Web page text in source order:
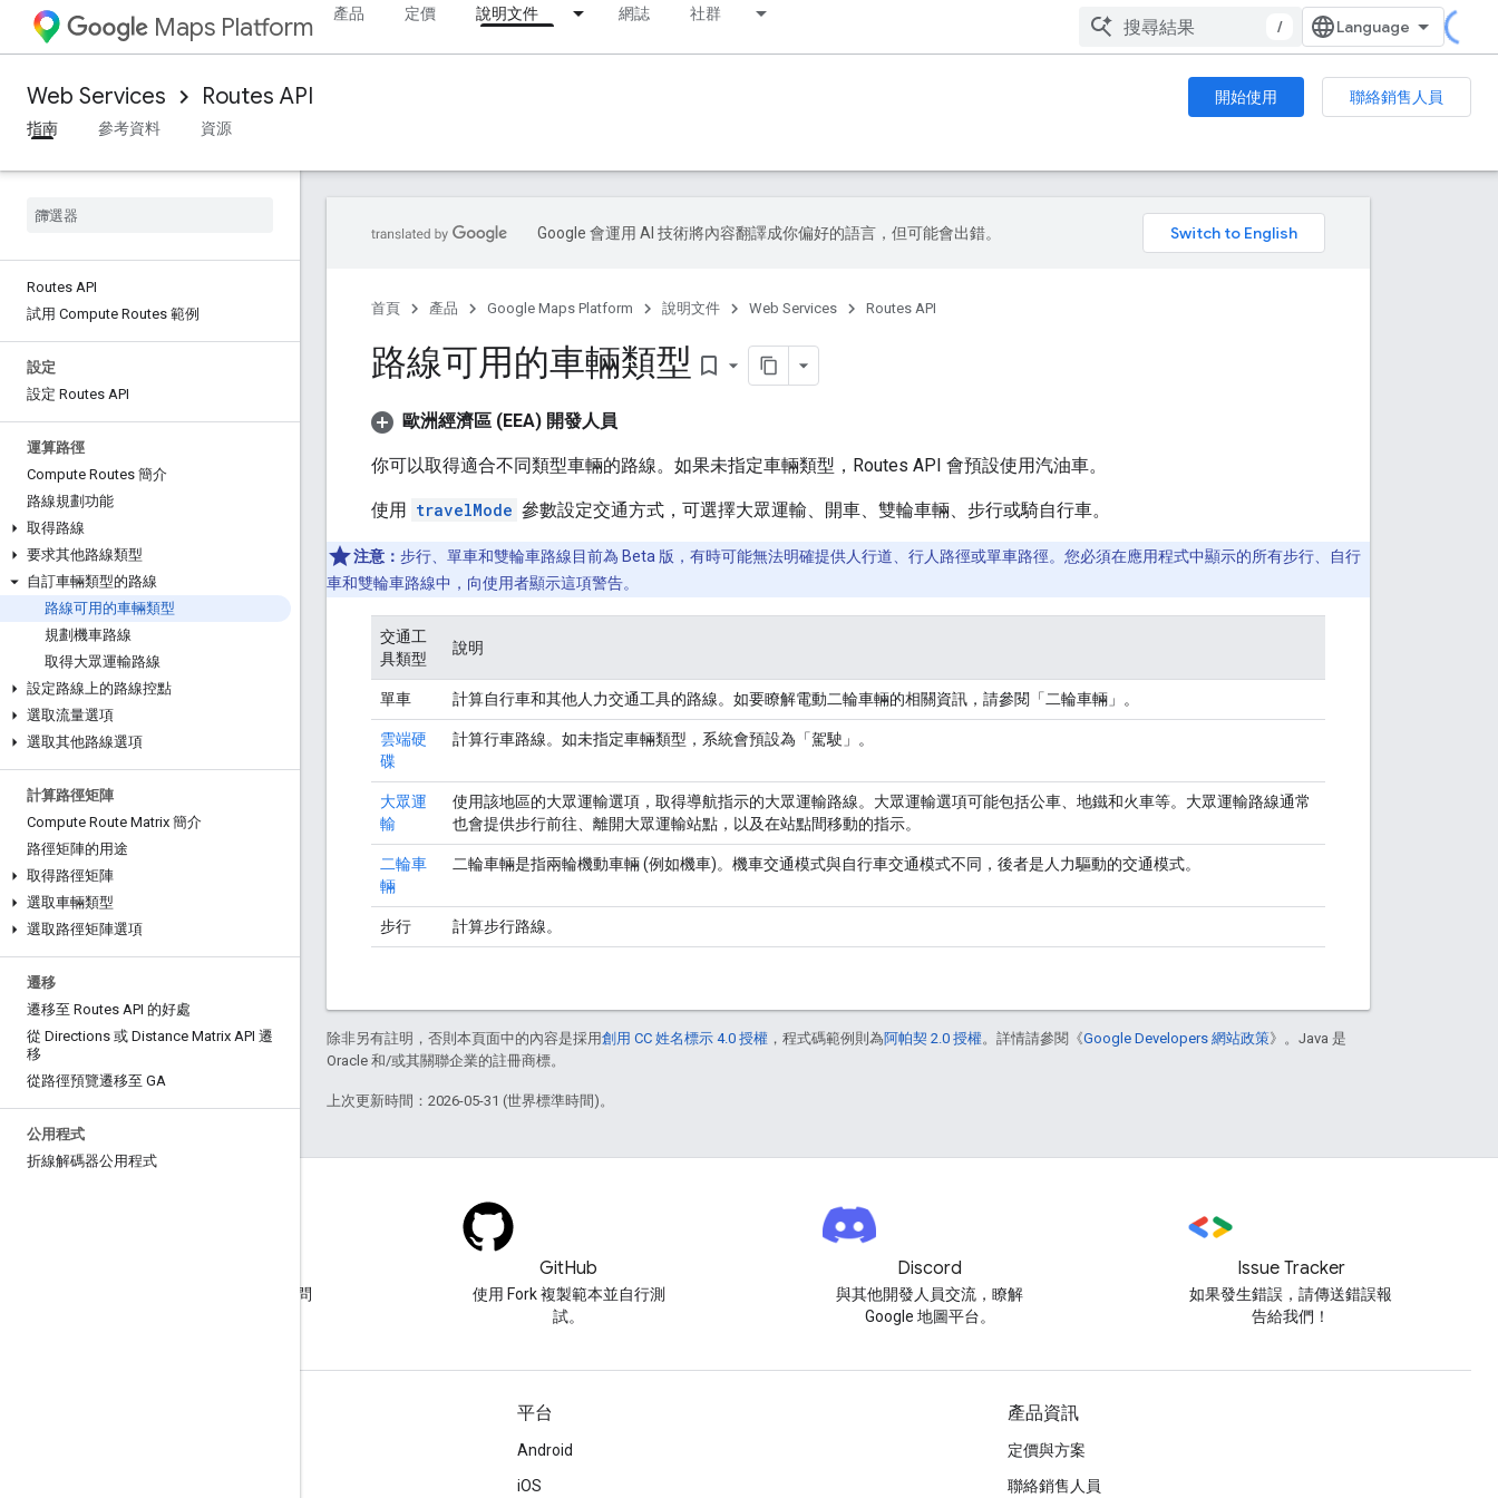
Maps Platform 產品 定價 說明文件 網誌 社群
/
Web Services Routes API 開始使用
聯絡銷售人員
指南
參考資料 資源
Routes API
試用 Compute Routes 範例
設定
設定 Routes API
運算路徑
Compute Routes 簡介
路線規劃功能
取得路線
要求其他路線類型
自訂車輛類型的路線
路線可用的車輛類型
規劃機車路線
取得大眾運輸路線
設定路線上的路線控點
選取流量選項
選取其他路線選項
計算路徑矩陣
Compute Route Matrix 簡介
路徑矩陣的用途
取得路徑矩陣
選取車輛類型
選取路徑矩陣選項
遷移
遷移至 Routes API 的好處
從 Directions 或 Distance Matrix API 遷
移
從路徑預覽遷移至 GA
公用程式
折線解碼器公用程式
Google 會運用 AI 技術將內容翻譯成你偏好的語言，但可能會出錯。
首頁 產品 Google Maps Platform 說明文件 Web Services Routes API
路線可用的車輛類型 bookmark_border
歐洲經濟區 (EEA) 開發人員
你可以取得適合不同類型車輛的路線。如果未指定車輛類型，Routes API 會預設使用汽油車。
使用 travelMode 參數設定交通方式，可選擇大眾運輸、開車、雙輪車輛、步行或騎自行車。
注意： 步行、單車和雙輪車路線目前為 Beta 版，有時可能無法明確提供人行道、行人路徑或單車路徑。您必須在應用程式中顯示的所有步行、自行
車和雙輪車路線中，向使用者顯示這項警告。
交通工
具類型
說明
單車 計算自行車和其他人力交通工具的路線。如要瞭解電動二輪車輛的相關資訊，請參閱「 二輪車輛 」。
雲端硬
碟
計算行車路線。如未指定車輛類型，系統會預設為「駕駛」。
大眾運
輸
使用該地區的大眾運輸選項，取得導航指示的大眾運輸路線。大眾運輸選項可能包括公車、地鐵和火車等。大眾運輸路線通常
也會提供步行前往、離開大眾運輸站點，以及在站點間移動的指示。
二輪車
輛
二輪車輛是指兩輪機動車輛 (例如機車)。機車交通模式與自行車交通模式不同，後者是人力驅動的交通模式。
步行 計算步行路線。
除非另有註明，否則本頁面中的內容是採用創用 CC 姓名標示 4.0 授權 ，程式碼範例則為阿帕契 2.0 授權。詳情請參閱《Google Developers 網站政策》。Java 是
Oracle 和/或其關聯企業的註冊商標。
上次更新時間：2026-05-31 (世界標準時間)。
使用 google-maps 標記提出問
GitHub
使用 Fork 複製範本並自行測
試。
Discord
與其他開發人員交流，瞭解
Google 地圖平台。
Issue Tracker
如果發生錯誤，請傳送錯誤報
告給我們！
平台
Android
iOS
產品資訊
定價與方案
聯絡銷售人員